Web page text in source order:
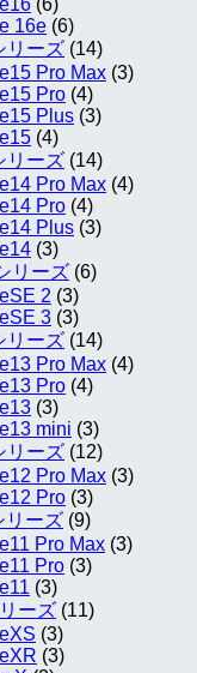
(6)
16e (6)
リーズ (14)
Pro Max (3)
Pro (4)
Plus (3)
(4)
リーズ (14)
Pro Max (4)
Pro (4)
Plus (3)
(3)
リーズ (6)
2 (3)
3 (3)
リーズ (14)
Pro Max (4)
Pro (4)
(3)
mini (3)
リーズ (12)
Pro Max (3)
Pro (3)
リーズ (9)
Pro Max (3)
Pro (3)
(3)
ーズ (11)
(3)
(3)